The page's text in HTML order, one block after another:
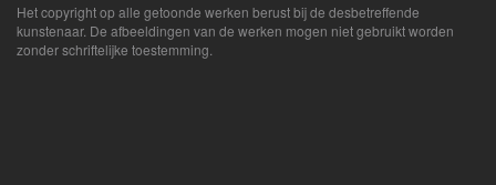
Het copyright op alle getoonde werken berust bij de desbetreffende
kunstenaar. De afbeeldingen van de werken mogen niet gebruikt worden
zonder schriftelijke toestemming.